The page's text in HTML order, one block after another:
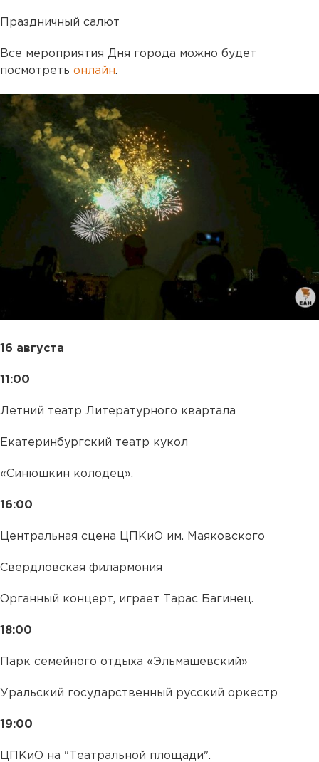
Праздничный салют
Все мероприятия Дня города можно будет
посмотреть онлайн.
16 августа
11:00
Летний театр Литературного квартала
Екатеринбургский театр кукол
«Синюшкин колодец».
16:00
Центральная сцена ЦПКиО им. Маяковского
Свердловская филармония
Органный концерт, играет Тарас Багинец.
18:00
Парк семейного отдыха «Эльмашевский»
Уральский государственный русский оркестр
19:00
ЦПКиО на "Театральной площади".